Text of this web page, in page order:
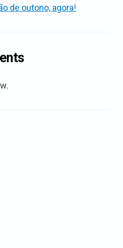
de outono, agora!